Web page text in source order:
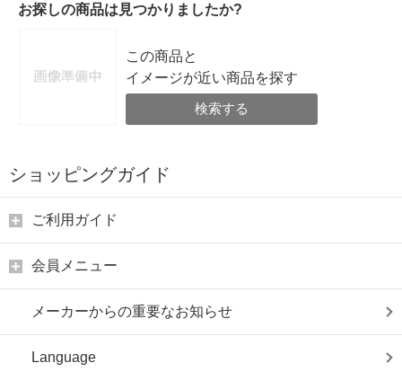
お探しの商品は見つかりましたか?
この商品と
イメージが近い商品を探す
検索する
ショッピングガイド
ご利用ガイド
会員メニュー
メーカーからの重要なお知らせ
Language